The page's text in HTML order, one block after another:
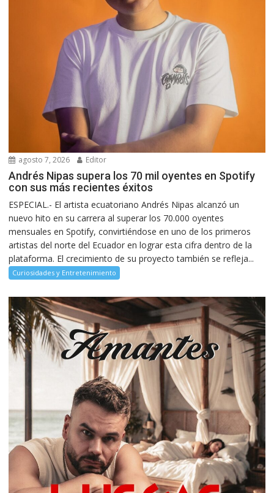
agosto 7, 2026 Editor
Andrés Nipas supera los 70 mil oyentes en Spotify
con sus más recientes éxitos
ESPECIAL.- El artista ecuatoriano Andrés Nipas alcanzó un
nuevo hito en su carrera al superar los 70.000 oyentes
mensuales en Spotify, convirtiéndose en uno de los primeros
artistas del norte del Ecuador en lograr esta cifra dentro de la
plataforma. El crecimiento de su proyecto también se refleja...
Curiosidades y Entretenimiento